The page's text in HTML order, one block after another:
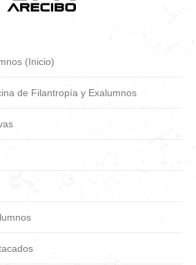
(Inicio)
de Filantropía y Exalumnos